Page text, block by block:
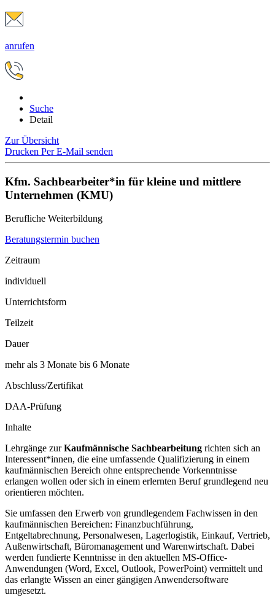
anrufen
Suche
Detail
Zur Übersicht
Drucken Per E-Mail senden
Kfm. Sachbearbeiter*in für kleine und mittlere
Unternehmen (KMU)
Berufliche Weiterbildung
Beratungstermin buchen
Zeitraum
individuell
Unterrichtsform
Teilzeit
Dauer
mehr als 3 Monate bis 6 Monate
Abschluss/Zertifikat
DAA-Prüfung
Inhalte
Lehrgänge zurKaufmännische Sachbearbeitung richten sich an
Interessent*innen, die eine umfassende Qualifizierung in einem
kaufmännischen Bereich ohne entsprechende Vorkenntnisse
erlangen wollen oder sich in einem erlernten Beruf grundlegend neu
orientieren möchten.
Sie umfassen den Erwerb von grundlegendem Fachwissen in den
kaufmännischen Bereichen: Finanzbuchführung,
Entgeltabrechnung, Personalwesen, Lagerlogistik, Einkauf, Vertrieb,
Außenwirtschaft, Büromanagement und Warenwirtschaft. Dabei
werden fundierte Kenntnisse in den aktuellen MS-Office-
Anwendungen (Word, Excel, Outlook, PowerPoint) vermittelt und
das erlangte Wissen an einer gängigen Anwendersoftware
umgesetzt.